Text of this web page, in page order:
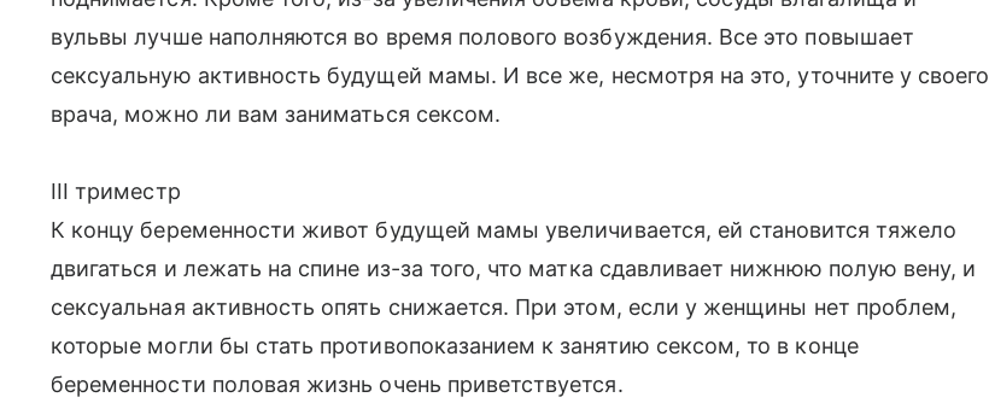
вульвы лучше наполняются во время полового возбуждения. Все это повышает
сексуальную активность будущей мамы. И все же, несмотря на это, уточните у своего
врача, можно ли вам заниматься сексом.
III триместр
К концу беременности живот будущей мамы увеличивается, ей становится тяжело
двигаться и лежать на спине из-за того, что матка сдавливает нижнюю полую вену, и
сексуальная активность опять снижается. При этом, если у женщины нет проблем,
которые могли бы стать противопоказанием к занятию сексом, то в конце
беременности половая жизнь очень приветствуется.